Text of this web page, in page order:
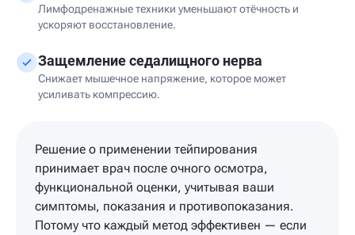
Лимфодренажные техники уменьшают отёчность и
ускоряют восстановление.
Защемление седалищного нерва
Снижает мышечное напряжение, которое может
усиливать компрессию.
Решение о применении тейпирования
принимает врач после очного осмотра,
функциональной оценки, учитывая ваши
симптомы, показания и противопоказания.
Потому что каждый метод эффективен — если